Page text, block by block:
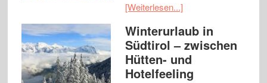
[Weiterlesen...]
Winterurlaub in
Südtirol – zwischen
Hütten- und
Hotelfeeling